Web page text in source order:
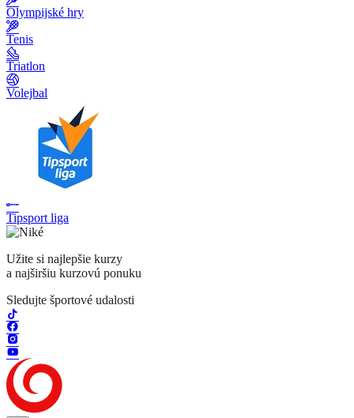
Olympijské hry
Tenis
Triatlon
Volejbal
Tipsport liga
Užite si najlepšie kurzy
a najširšiu kurzovú ponuku
Sledujte športové udalosti